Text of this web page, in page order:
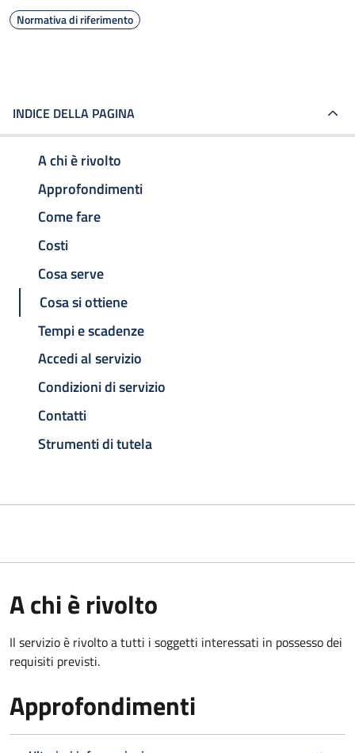
Normativa di riferimento
INDICE DELLA PAGINA
A chi è rivolto
Approfondimenti
Come fare
Costi
Cosa serve
Cosa si ottiene
Tempi e scadenze
Accedi al servizio
Condizioni di servizio
Contatti
Strumenti di tutela
A chi è rivolto
Il servizio è rivolto a tutti i soggetti interessati in possesso dei
requisiti previsti.
Approfondimenti